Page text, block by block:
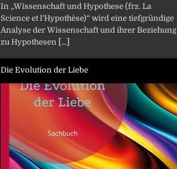
In „Wissenschaft und Hypothese (frz. La
Science et l’Hypothèse)“ wird eine tiefgründige
Analyse der Wissenschaft und ihrer Beziehung
zu Hypothesen [...]
Die Evolution der Liebe